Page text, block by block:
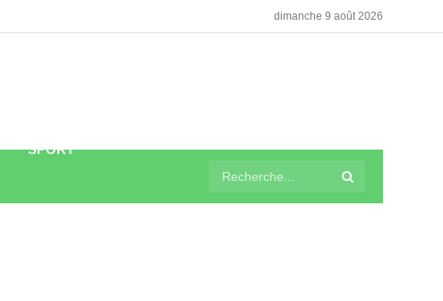
dimanche 9 août 2026
SPORT